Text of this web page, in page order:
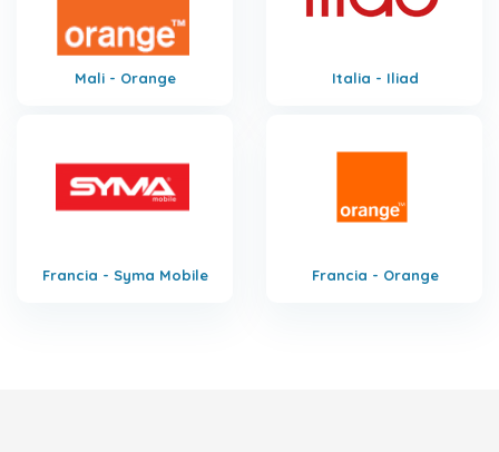
Mali - Orange Italia - Iliad
Francia - Syma Mobile Francia - Orange